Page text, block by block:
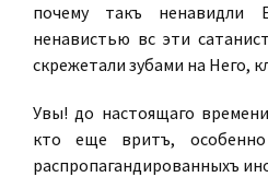
почему такъ ненавидѣли
ненавистью всѣ эти
скрежетали зубами на Него,
Увы! до настоящаго
кто еще вѣритъ,
распропагандированныхъ